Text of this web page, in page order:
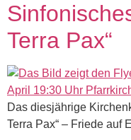
Terra Pax“
Das diesjährige
Terra Pax“ – Friede auf